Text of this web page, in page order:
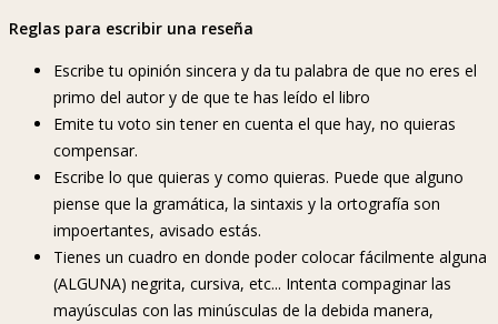
Reglas para escribir una reseña
Escribe tu opinión sincera y da tu palabra de que no eres el
primo del autor y de que te has leído el libro
Emite tu voto sin tener en cuenta el que hay, no quieras
compensar.
Escribe lo que quieras y como quieras. Puede que alguno
piense que la gramática, la sintaxis y la ortografía son
impoertantes, avisado estás.
Tienes un cuadro en donde poder colocar fácilmente alguna
(ALGUNA) negrita, cursiva, etc... Intenta compaginar las
mayúsculas con las minúsculas de la debida manera,